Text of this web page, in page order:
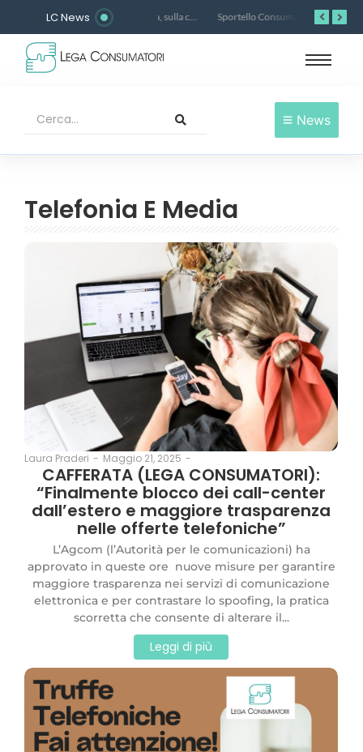
LC News Sportello Consumatori E-Commerce
News
Telefonia E Media
Laura Praderi - Maggio 21, 2025 -
CAFFERATA (LEGA CONSUMATORI):
“Finalmente blocco dei call-center
dall’estero e maggiore trasparenza
nelle offerte telefoniche”
L’Agcom (l’Autorità per le comunicazioni) ha
approvato in queste ore nuove misure per garantire
maggiore trasparenza nei servizi di comunicazione
elettronica e per contrastare lo spoofing, la pratica
scorretta che consente di alterare il...
Leggi di più